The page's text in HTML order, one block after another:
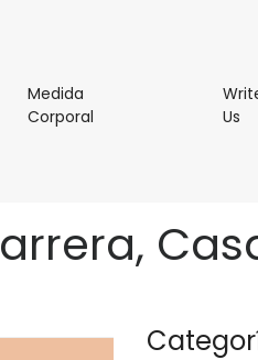
Medida
CorporalMedida
Us